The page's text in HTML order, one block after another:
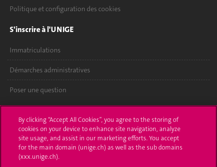
Politique et configuration des cookies
S'inscrire à l'UNIGE
Immatriculations
Démarches administratives
Poser une question
UNIGE Mobile
Médias
By clicking “Accept All Cookies”, you agree to the storing of
cookies on your device to enhance site navigation, analyze
site usage, and assist in our marketing efforts. You accept
for the main domain (unige.ch) as well as the sub domains
(xxx.unige.ch).